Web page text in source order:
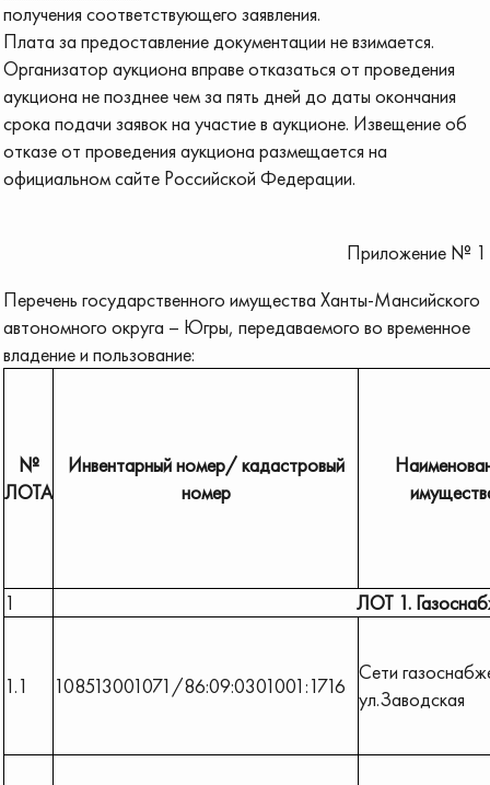
получения соответствующего заявления.
Плата за предоставление документации не взимается.
Организатор аукциона вправе отказаться от проведения
аукциона не позднее чем за пять дней до даты окончания
срока подачи заявок на участие в аукционе. Извещение об
отказе от проведения аукциона размещается на
официальном сайте Российской Федерации.
Приложение № 1
Перечень государственного имущества Ханты-Мансийского
автономного округа – Югры, передаваемого во временное
владение и пользование:
№
ЛОТА
Инвентарный номер/ кадастровый
номер
1 ЛОТ 1.
1.1 108513001071/86:09:0301001:1716
Сети
ул.Заводская